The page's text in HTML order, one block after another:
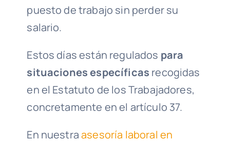
puesto de trabajo sin perder su
salario.
Estos días están regulados para
situaciones específicas recogidas
en el Estatuto de los Trabajadores,
concretamente en el artículo 37.
En nuestraasesoría laboral en